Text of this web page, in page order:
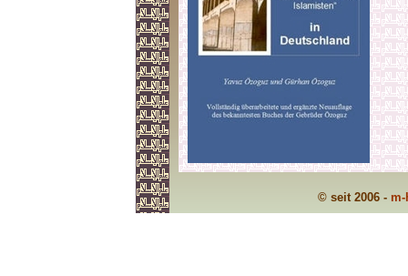
© seit 2006 -